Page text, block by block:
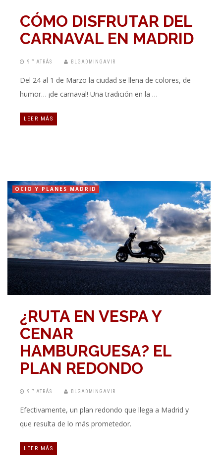
CÓMO DISFRUTAR DEL
CARNAVAL EN MADRID
9 “” ATRÁS BLGADMINGAVIR
Del 24 al 1 de Marzo la ciudad se llena de colores, de
humor… ¡de carnaval! Una tradición en la …
LEER MÁS
OCIO Y PLANES MADRID
¿RUTA EN VESPA Y
CENAR
HAMBURGUESA? EL
PLAN REDONDO
9 “” ATRÁS BLGADMINGAVIR
Efectivamente, un plan redondo que llega a Madrid y
que resulta de lo más prometedor.
LEER MÁS